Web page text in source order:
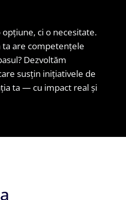
ci o necesitate.
are competențele
Dezvoltăm
susțin inițiativele de
ta — cu impact real și